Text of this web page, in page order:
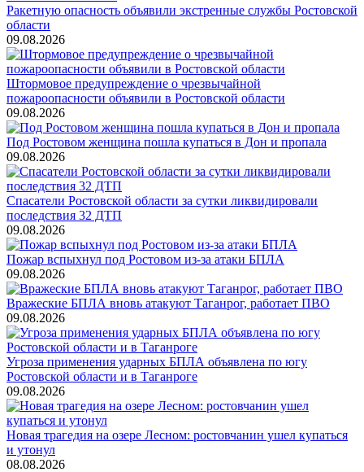
Ракетную опасность объявили экстренные службы Ростовской
области
09.08.2026
Штормовое предупреждение о чрезвычайной
пожароопасности объявили в Ростовской области
09.08.2026
Под Ростовом женщина пошла купаться в Дон и пропала
09.08.2026
Спасатели Ростовской области за сутки ликвидировали
последствия 32 ДТП
09.08.2026
Пожар вспыхнул под Ростовом из-за атаки БПЛА
09.08.2026
Вражеские БПЛА вновь атакуют Таганрог, работает ПВО
09.08.2026
Угроза применения ударных БПЛА объявлена по югу
Ростовской области и в Таганроге
09.08.2026
Новая трагедия на озере Лесном: ростовчанин ушел купаться
и утонул
08.08.2026